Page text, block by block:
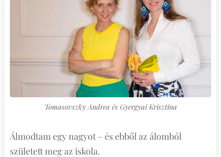
Tomasovszky Andrea és Gyergyai Krisztina
Álmodtam egy nagyot – és ebből az álomból
született meg az iskola.